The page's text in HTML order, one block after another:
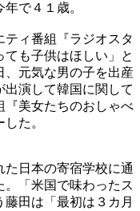
で４１歳。
ティ番組『ラジオスタ
も子供はほしい」と
、元気な男の子を出産
出演して韓国に関して
『美女たちのおしゃべ
た。
日本の寄宿学校に通
。「米国で味わったス
田は「最初は３カ月